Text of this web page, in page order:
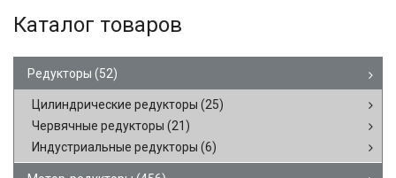
Каталог товаров
Редукторы (52)
Цилиндрические редукторы (25)
Червячные редукторы (21)
Индустриальные редукторы (6)